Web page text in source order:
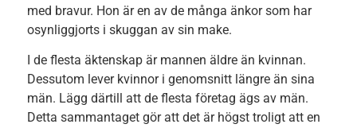
med bravur. Hon är en av de många änkor som har
osynliggjorts i skuggan av sin make.
I de flesta äktenskap är mannen äldre än kvinnan.
Dessutom lever kvinnor i genomsnitt längre än sina
män. Lägg därtill att de flesta företag ägs av män.
Detta sammantaget gör att det är högst troligt att en